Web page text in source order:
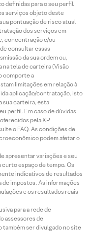
definidas para o seu perfil.
serviços objeto deste
pontuação de risco atual
dos serviços em
concentração e/ou
consultar essas
da sua ordem ou,
na tela de carteira (Visão
comporte a
limitações em relação à
aplicação/contratação, isto
sua carteira, esta
perfil. Em caso de dúvidas
pela XP
o FAQ. As condições de
podem afetar o
apresentar variações e seu
espaço de tempo. Os
indicativos de resultados
de impostos. As informações
e os resultados reais
para a rede de
assessores de
também ser divulgado no site